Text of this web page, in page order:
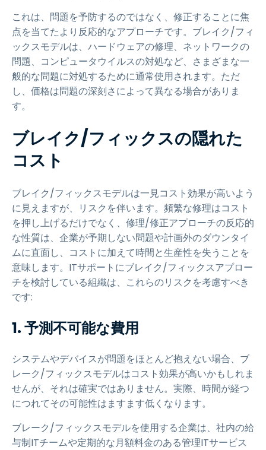
これは、問題を予防するのではなく、修正することに焦
点を当てたより反応的なアプローチです。ブレイク/フィ
ックスモデルは、ハードウェアの修理、ネットワークの
問題、コンピュータウイルスの対処など、さまざまな一
般的な問題に対処するために通常使用されます。ただ
し、価格は問題の深刻さによって異なる場合がありま
す。
ブレイク/フィックスの隠れた
コスト
ブレイク/フィックスモデルは一見コスト効果が高いよう
に見えますが、リスクを伴います。頻繁な修理はコスト
を押し上げるだけでなく、修理/修正アプローチの反応的
な性質は、企業が予期しない問題や計画外のダウンタイ
ムに直面し、コストに加えて時間と生産性を失うことを
意味します。ITサポートにブレイク/フィックスアプロー
チを検討している組織は、これらのリスクを考慮すべき
です:
1.予測不可能な費用
システムやデバイスが問題をほとんど抱えない場合、ブ
レーク/フィックスモデルはコスト効果が高いかもしれま
せんが、それは確実ではありません。実際、時間が経つ
につれてその可能性はますます低くなります。
ブレーク/フィックスモデルを使用する企業は、社内の給
与制ITチームや定期的な月額料金のある管理ITサービス